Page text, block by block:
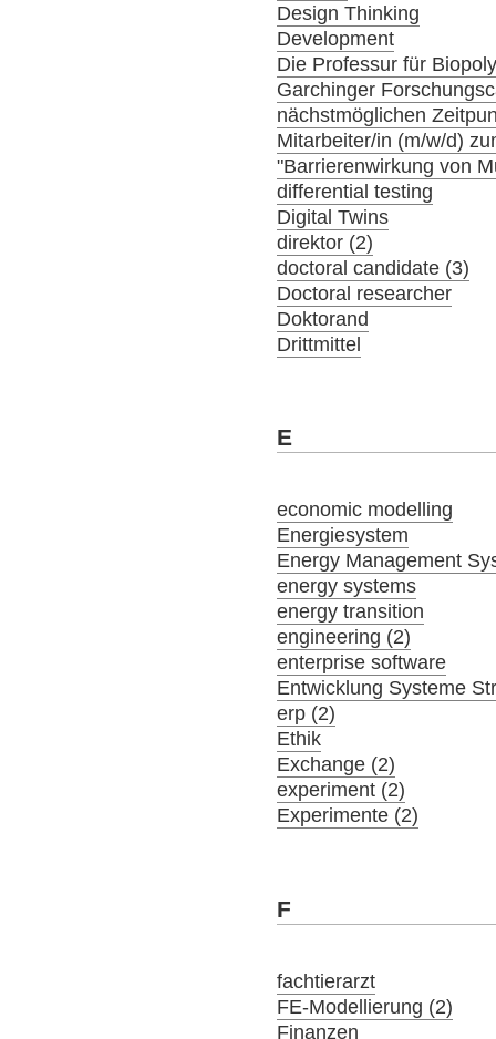
Design Thinking
Development
Die Professur für
Garchinger
nächstmöglichen
Mitarbeiter/in (m/w/d)
"Barrierenwirkung von
differential testing
Digital Twins
direktor (2)
doctoral candidate (3)
Doctoral researcher
Doktorand
Drittmittel
E
economic modelling
Energiesystem
Energy Management
energy systems
energy transition
engineering (2)
enterprise software
Entwicklung Systeme
erp (2)
Ethik
Exchange (2)
experiment (2)
Experimente (2)
F
fachtierarzt
FE-Modellierung (2)
Finanzen